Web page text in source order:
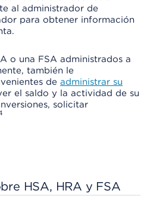
al administrador de
para obtener información
o una FSA administrados a
también le
de administrar su
el saldo y la actividad de su
solicitar
HSA, HRA y FSA